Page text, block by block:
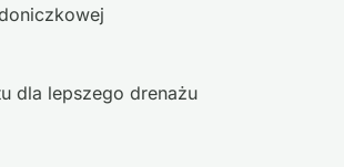
dla lepszego drenażu